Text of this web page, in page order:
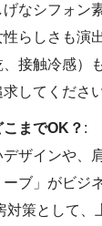
なシフォン
らしさも演
接触冷感）
してください
までOK？ :
ザインや、
ブ」がビジ
対策として、